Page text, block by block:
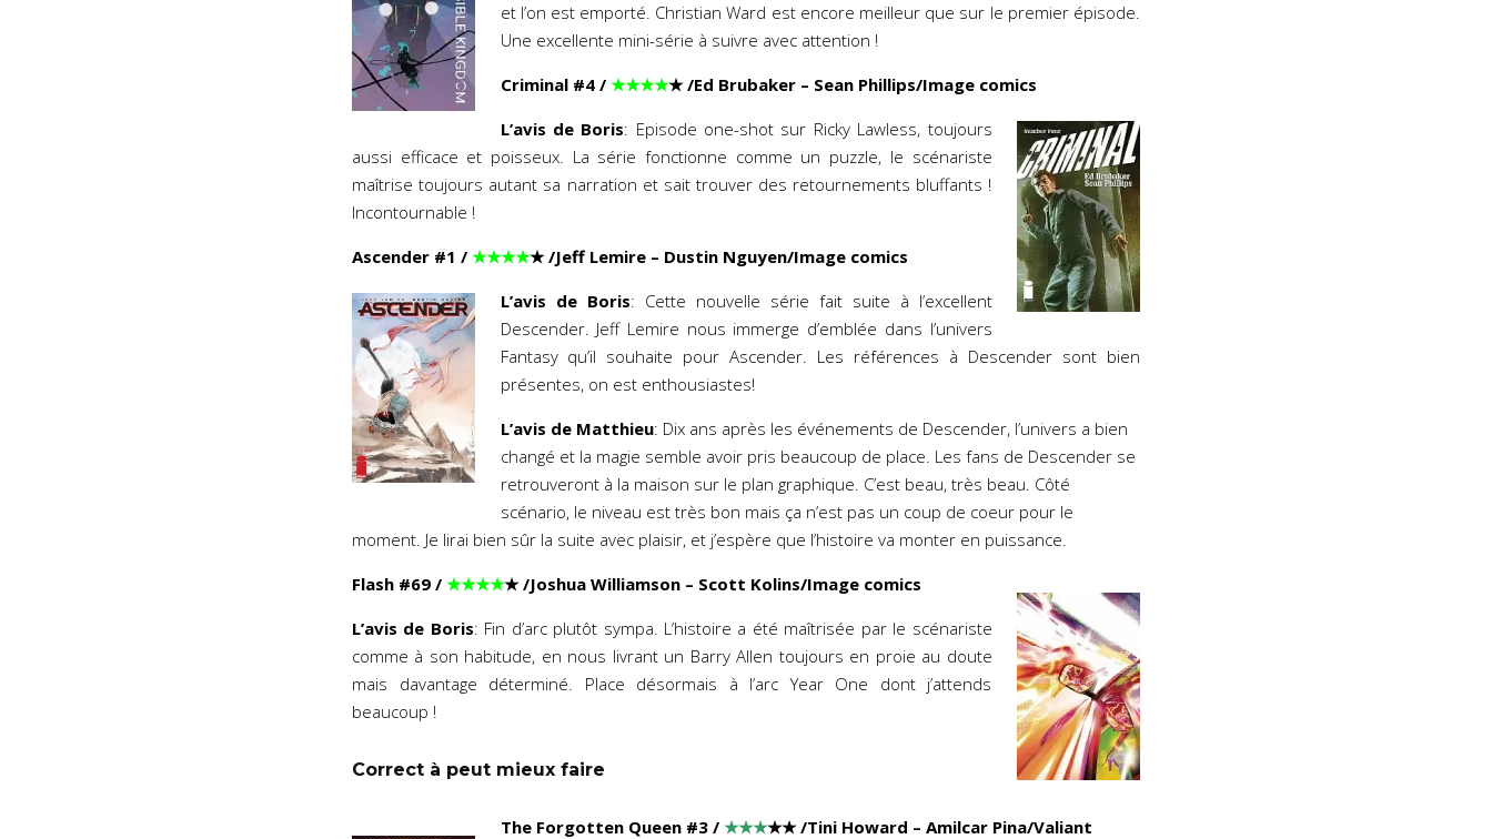
et l’on est emporté. Christian Ward est encore meilleur que sur le premier épisode.
Une excellente mini-série à suivre avec attention !
Criminal #4/ ★★★★★/Ed Brubaker – Sean Phillips/Image comics
L’avis de Boris: Episode one-shot sur Ricky Lawless, toujours
aussi efficace et poisseux. La série fonctionne comme un puzzle, le scénariste
maîtrise toujours autant sa narration et sait trouver des retournements bluffants !
Incontournable !
Ascender #1 / ★★★★★/Jeff Lemire – Dustin Nguyen/Image comics
L’avis de Boris: Cette nouvelle série fait suite à l’excellent
Descender. Jeff Lemire nous immerge d’emblée dans l’univers
Fantasy qu’il souhaite pour Ascender. Les références à Descender sont bien
présentes, on est enthousiastes!
L’avis de Matthieu: Dix ans après les événements de Descender, l’univers a bien
changé et la magie semble avoir pris beaucoup de place. Les fans de Descender se
retrouveront à la maison sur le plan graphique. C’est beau, très beau. Côté
scénario, le niveau est très bon mais ça n’est pas un coup de coeur pour le
moment. Je lirai bien sûr la suite avec plaisir, et j’espère que l’histoire va monter en puissance.
Flash #69 / ★★★★★/Joshua Williamson – Scott Kolins/Image comics
L’avis de Boris: Fin d’arc plutôt sympa. L’histoire a été maîtrisée par le scénariste
comme à son habitude, en nous livrant un Barry Allen toujours en proie au doute
mais davantage déterminé. Place désormais à l’arc Year One dont j’attends
beaucoup !
Correct à peut mieux faire
The Forgotten Queen #3 / ★★★★★/Tini Howard – Amilcar Pina/Valiant